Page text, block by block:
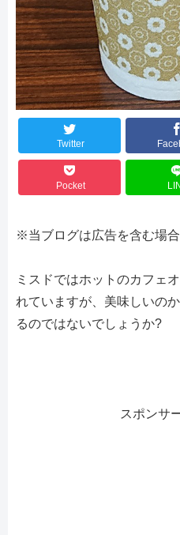
Twitter
Pocket
※当ブログは広告を含む場合
ミスドではホットのカフェ
れていますが、美味しいの
るのではないでしょうか?
スポンサ